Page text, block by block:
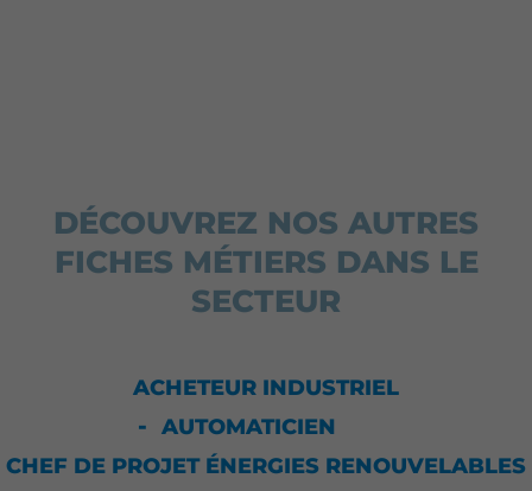
DÉCOUVREZ NOS AUTRES
FICHES MÉTIERS DANS LE
SECTEUR
ACHETEUR INDUSTRIEL
AUTOMATICIEN
CHEF DE PROJET ÉNERGIES RENOUVELABLES